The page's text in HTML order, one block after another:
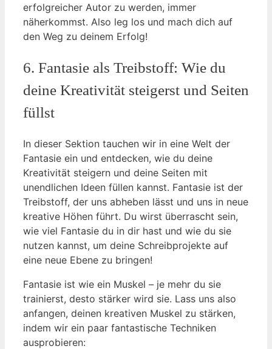
erfolgreicher Autor zu werden, immer
näherkommst. Also leg los und mach dich auf
den Weg zu deinem Erfolg!
6. Fantasie als Treibstoff: Wie du
deine Kreativität steigerst und Seiten
füllst
In dieser Sektion tauchen wir in eine Welt der
Fantasie ein und entdecken, wie du deine
Kreativität steigern und deine Seiten mit
unendlichen Ideen füllen kannst. Fantasie ist der
Treibstoff, der uns abheben lässt und uns in neue
kreative Höhen führt. Du wirst überrascht sein,
wie viel Fantasie du in dir hast und wie du sie
nutzen kannst, um deine Schreibprojekte auf
eine neue Ebene zu bringen!
Fantasie ist wie ein Muskel – je mehr du sie
trainierst, desto stärker wird sie. Lass uns also
anfangen, deinen kreativen Muskel zu stärken,
indem wir ein paar fantastische Techniken
ausprobieren: